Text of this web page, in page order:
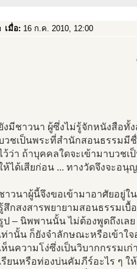
เมื่อ: 16 ก.ค. 2010, 12:00
งมีชาวนา ผู้ซึ่งไม่รู้จักหนังสือทั้
วชเป็นพระที่สำนักสอนธรรมมีชื่
ว้ว่า ถ้าบุคคลใดจะเข้ามาบวช
ห้ได้เสียก่อน ... ทางวัดจึงจะอนุ
าวนาผู้นี้จึงขอเข้ามาอาศัยอยู่ใ
สึกสงสารพยายามสอนธรรมเบื้
ป – นิพพานนั้น ไม่ต้องพูดถึงเลย
ท่านั้น ก็ยังจำลักษณะหรือเข้าใ
ห็นความโง่ซึ่งเป็นวิบากกรรมเ
รียนหรือท่องบ่นคัมภีร์อะไร ๆ ใ